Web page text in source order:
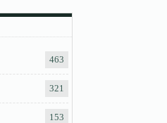
463
321
153